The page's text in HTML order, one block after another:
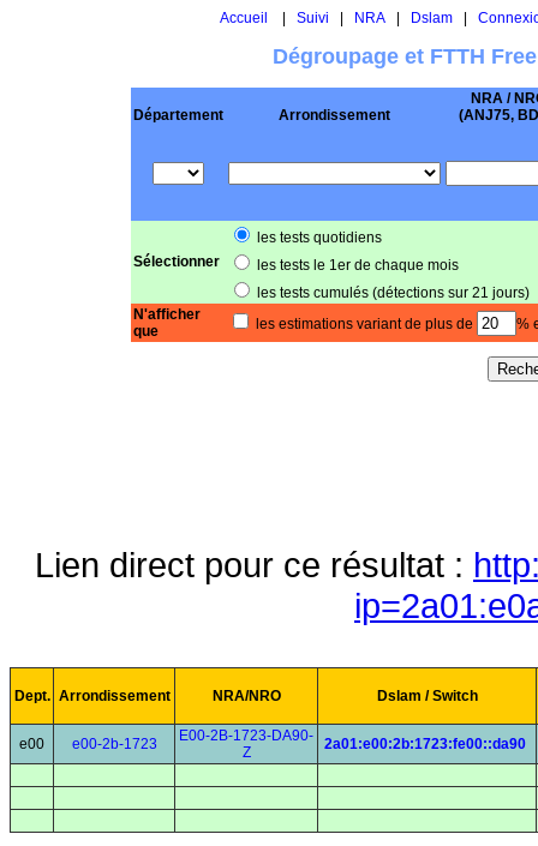
Accueil Suivi NRA| Dslam|
Dégroupage et FTTH
Département Arrondissement
NRA /
(ANJ75,
Sélectionner
les tests quotidiens
les tests le 1er de chaque mois
les tests cumulés (détections sur 21 jours)
N'afficher
que
les estimations variant de plus de %
Lien direct pour ce résultat :
Dept. Arrondissement NRA/NRO Dslam / Switch
e00 e00-2b-1723
E00-2B-1723-DA90-
Z
2a01:e00:2b:1723:fe00::da90